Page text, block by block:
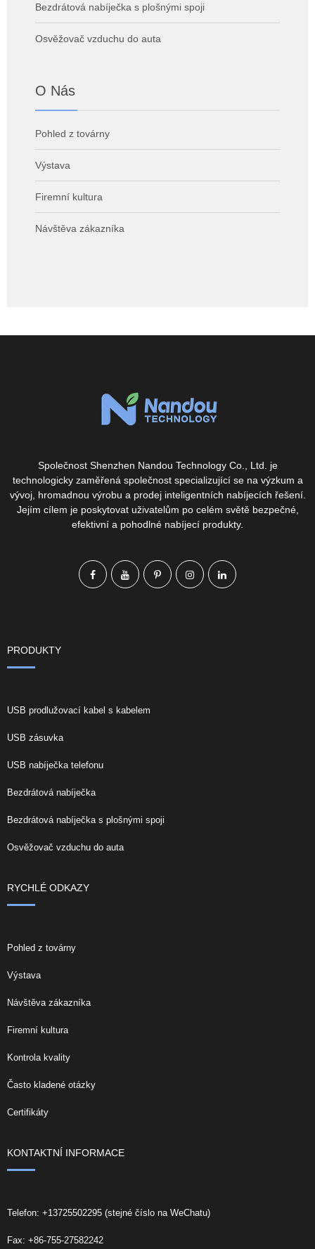
Bezdrátová nabíječka s plošnými spoji
Osvěžovač vzduchu do auta
O Nás
Pohled z továrny
Výstava
Firemní kultura
Návštěva zákazníka
Společnost Shenzhen Nandou Technology Co., Ltd. je
technologicky zaměřená společnost specializující se na výzkum a
vývoj, hromadnou výrobu a prodej inteligentních nabíjecích řešení.
Jejím cílem je poskytovat uživatelům po celém světě bezpečné,
efektivní a pohodlné nabíjecí produkty.
PRODUKTY
USB prodlužovací kabel s kabelem
USB zásuvka
USB nabíječka telefonu
Bezdrátová nabíječka
Bezdrátová nabíječka s plošnými spoji
Osvěžovač vzduchu do auta
RYCHLÉ ODKAZY
Pohled z továrny
Výstava
Návštěva zákazníka
Firemní kultura
Kontrola kvality
Často kladené otázky
Certifikáty
KONTAKTNÍ INFORMACE
Telefon: +13725502295 (stejné číslo na WeChatu)
Fax: +86-755-27582242